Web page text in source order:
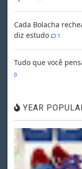
Cada Bolacha
diz estudo
1
Tudo que você
0
YEAR